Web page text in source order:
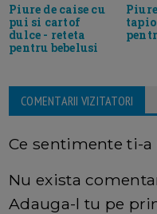
Piure de caise cu
pui si cartof
dulce - reteta
pentru bebelusi
COMENTARII VIZITATORI
Ce sentimente ti-
Nu exista
Adauga-l tu pe